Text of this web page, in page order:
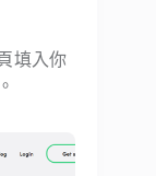
填入你